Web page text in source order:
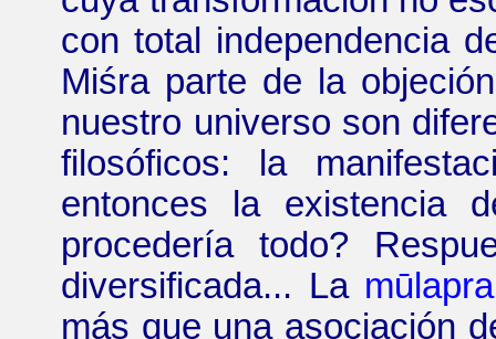
con total independencia
Miśraparte de la
nuestro universo son
filosóficos: la
entonces la existencia
procedería todo?
diversificada... La mūla
más que una asociación